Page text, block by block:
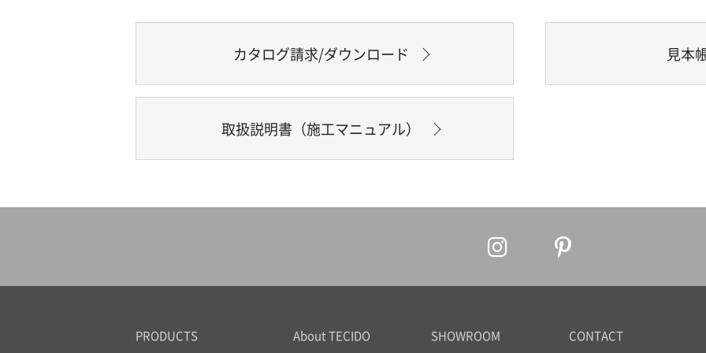
カタログ請求/ダウンロード 見本
取扱説明書（施工マニュアル）
PRODUCTS About TECIDO SHOWROOM CONTACT